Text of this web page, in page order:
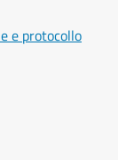
e protocollo